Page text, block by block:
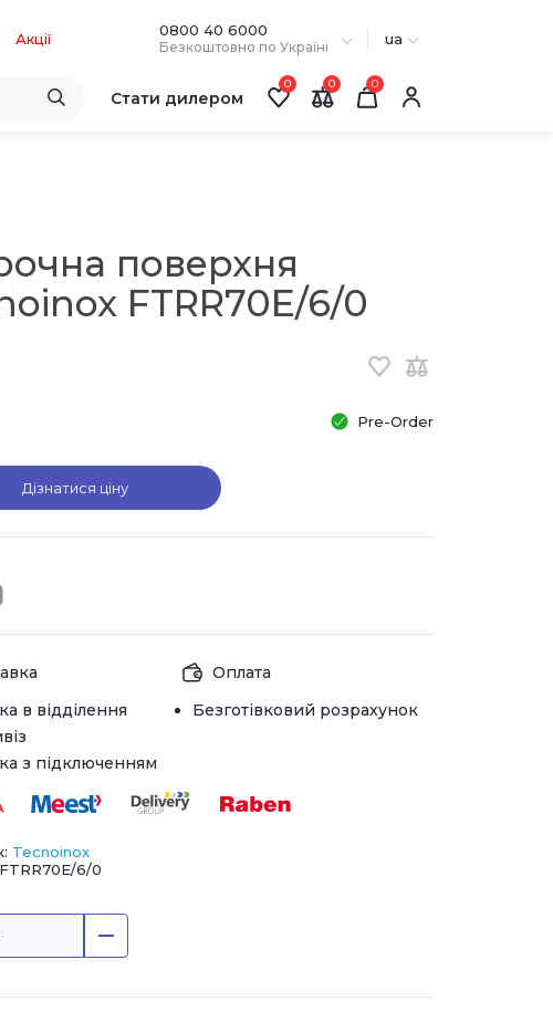
Акції 0800 40 6000
Безкоштовно по Україні ua
Стати дилером
0 0
поверхня
FTRR70E/6/0
Pre-Order
Дізнатися ціну
в відділення
з підключенням
Оплата
Безготівковий розрахунок
Tecnoinox
6/0